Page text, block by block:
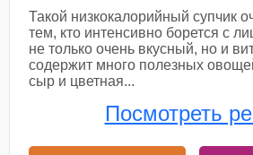
Такой низкокалорийный супчик
тем, кто интенсивно борется с
не только очень вкусный, но и
содержит много полезных
сыр и цветная...
Посмотреть